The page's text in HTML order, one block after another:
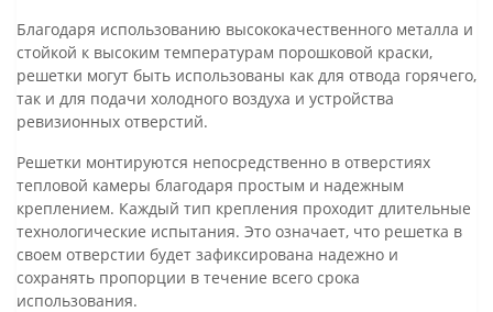
Благодаря использованию высококачественного металла и
стойкой к высоким температурам порошковой краски,
решетки могут быть использованы как для отвода горячего,
так и для подачи холодного воздуха и устройства
ревизионных отверстий.
Решетки монтируются непосредственно в отверстиях
тепловой камеры благодаря простым и надежным
креплением. Каждый тип крепления проходит длительные
технологические испытания. Это означает, что решетка в
своем отверстии будет зафиксирована надежно и
сохранять пропорции в течение всего срока
использования.